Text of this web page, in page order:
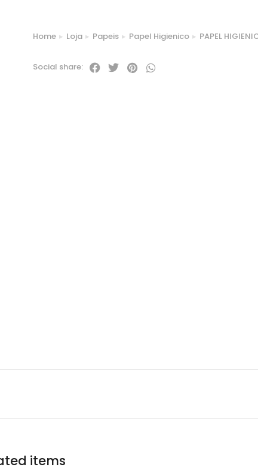
You are here:
Home Loja Papeis Papel Higienico PAPEL
Social share:
items